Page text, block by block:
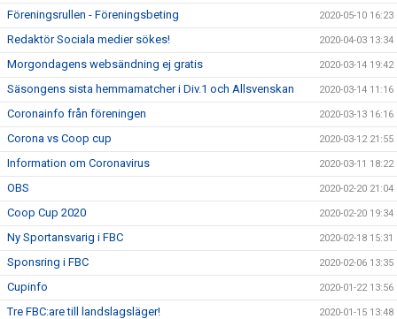
Föreningsrullen - Föreningsbeting 2020-05-10 16:23
Redaktör Sociala medier sökes! 2020-04-03 13:34
Morgondagens websändning ej gratis 2020-03-14 19:42
Säsongens sista hemmamatcher i Div.1 och Allsvenskan 2020-03-14 11:16
Coronainfo från föreningen 2020-03-13 16:16
Corona vs Coop cup 2020-03-12 21:55
Information om Coronavirus 2020-03-11 18:22
OBS 2020-02-20 21:04
Coop Cup 2020 2020-02-20 19:34
Ny Sportansvarig i FBC 2020-02-18 15:31
Sponsring i FBC 2020-02-06 13:35
Cupinfo 2020-01-22 13:56
Tre FBC:are till landslagsläger! 2020-01-15 13:48